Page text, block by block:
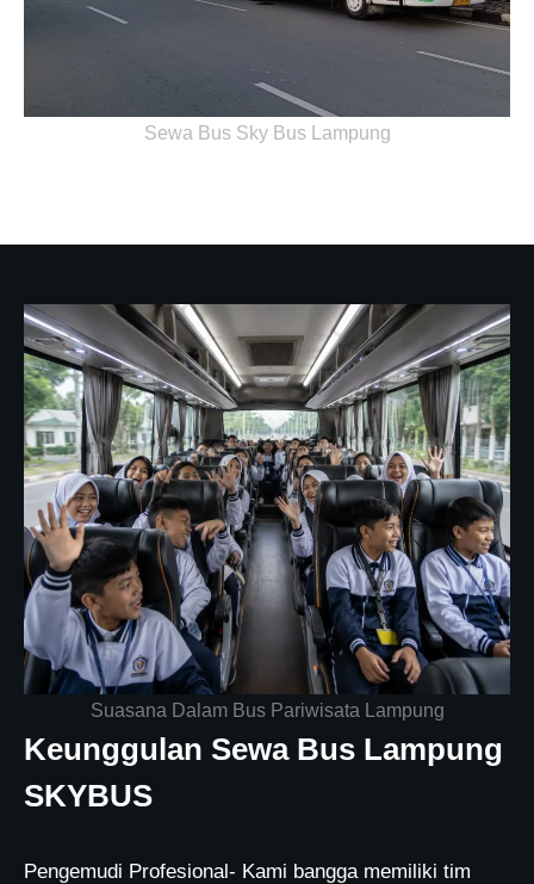
Sewa Bus Sky Bus Lampung
Suasana Dalam Bus Pariwisata Lampung
Keunggulan Sewa Bus Lampung
SKYBUS
Pengemudi Profesional- Kami bangga memiliki tim